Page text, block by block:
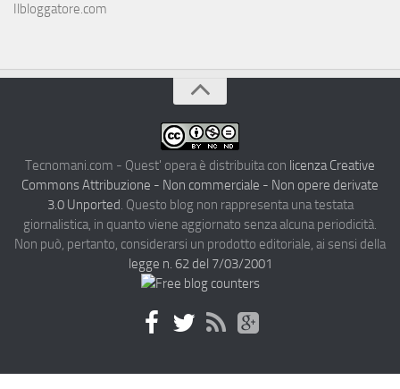
Ilbloggatore.com
Tecnomani.com - Quest' opera è distribuita con licenza Creative
Commons Attribuzione - Non commerciale - Non opere derivate
3.0 Unported. Questo blog non rappresenta una testata
giornalistica, in quanto viene aggiornato senza alcuna periodicità.
Non può, pertanto, considerarsi un prodotto editoriale, ai sensi della
legge n. 62 del 7/03/2001